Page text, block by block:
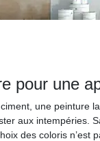
pour une
une peinture
aux intempéries.
des coloris n’est